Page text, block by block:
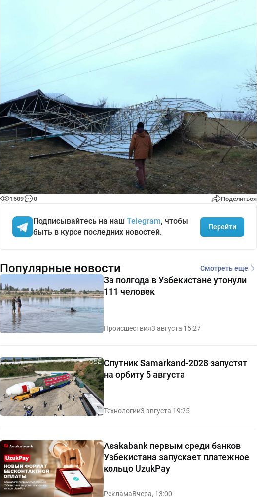
1609 0 Поделиться
Подписывайтесь на наш Telegram, чтобы
быть в курсе последних новостей.
Перейти
Популярные новости Смотреть еще
За полгода в Узбекистане утонули
111 человек
Происшествия3 августа 15:27
Спутник Samarkand-2028 запустят
на орбиту 5 августа
Технологии3 августа 19:25
Asakabank первым среди банков
Узбекистана запускает платежное
кольцо UzukPay
РекламаВчера, 13:00